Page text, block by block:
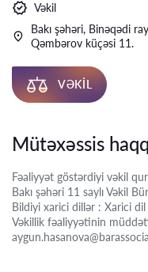
Vəkil
Bakı şəhəri, Binəqədi
Qəmbərov küçəsi 11.
VƏKIL
Mütəxəssis
Fəaliyyət göstərdiyi vəkil
Bakı şəhəri 11 saylı Vəkil
Bildiyi xarici dillər : Xarici
Vəkillik fəaliyyətinin